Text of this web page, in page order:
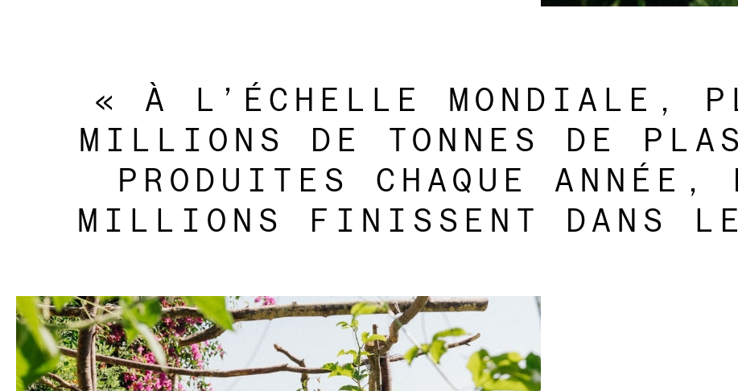
« À L’ÉCHELLE MONDIALE,
MILLIONS DE TONNES DE
PRODUITES CHAQUE
MILLIONS FINISSENT DANS